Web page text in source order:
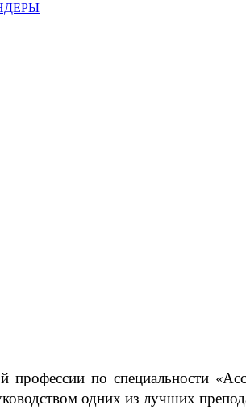
по специальности
одних из лучших